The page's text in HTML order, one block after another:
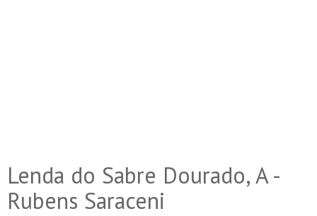
Lenda do Sabre Dourado, A -
Rubens Saraceni